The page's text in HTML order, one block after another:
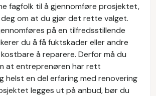
fagfolk til å gjennomføre prosjektet,
om at du gjør det rette valget.
på en tilfredsstillende
du å få fuktskader eller andre
å reparere. Derfor må du
at entreprenøren har rett
helst en del erfaring med renovering
legges ut på anbud, bør du